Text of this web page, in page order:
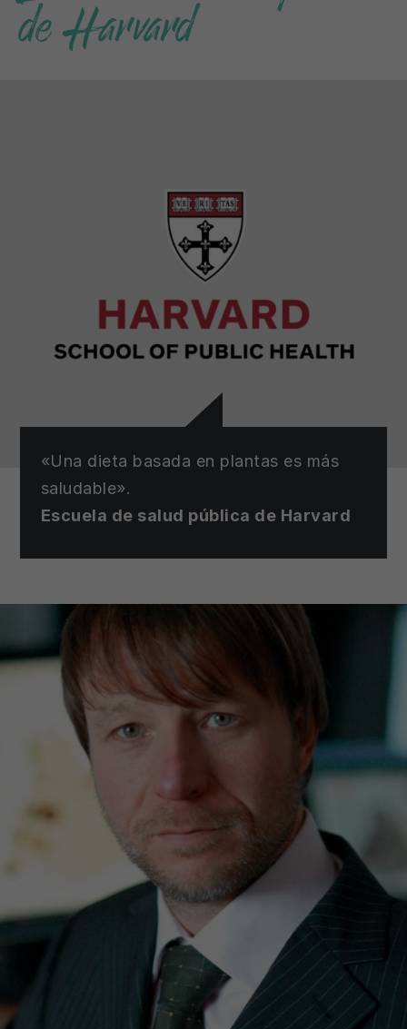
de Harvard
«Una dieta basada en plantas es más
saludable».
Escuela de salud pública de Harvard